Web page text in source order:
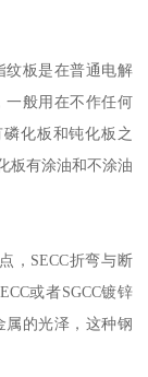
纹板是在普通电解
一般用在不作任何
化板和钝化板之
板有涂油和不涂油
，SECC折弯与断
或者SGCC镀锌
属的光泽，这种钢